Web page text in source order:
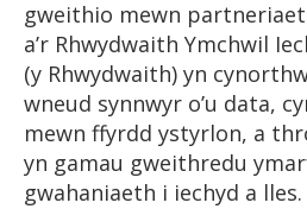
gweithio mewn
a’r Rhwydwaith Ymchwil
(y Rhwydwaith) yn
wneud synnwyr o’u data,
mewn ffyrdd ystyrlon, a
yn gamau gweithredu
gwahaniaeth i iechyd a lles.